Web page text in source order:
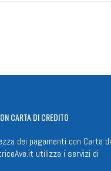
CARTA DI CREDITO
dei pagamenti con Carta di
utilizza i servizi di